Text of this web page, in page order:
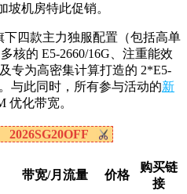
坡机房特此促销。
四款主力独服配置（包括高单
核的 E5-2660/16G、注重能效
专为高密集计算打造的 2*E5-
与此同时，所有参与活动的新
优化带宽。
2026SG20OFF
带宽/月流量 价格
购买链
接